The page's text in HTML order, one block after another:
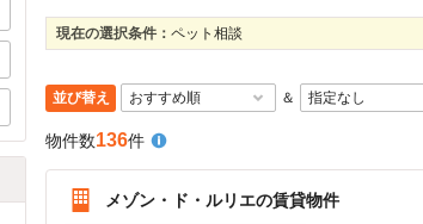
現在の選択条件： ペット相談
並び替え ＆
物件数136件
メゾン・ド・ルリエの賃貸物件